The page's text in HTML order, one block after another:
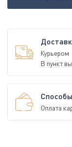
Курьером
В пункт
Оплата